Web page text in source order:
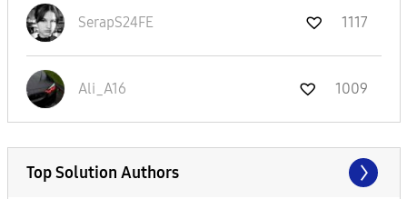
SerapS24FE 1117
Ali_A16 1009
Top Solution Authors